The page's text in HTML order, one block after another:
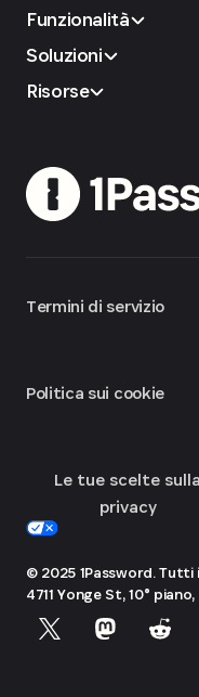
Funzionalità
Soluzioni
Risorse
Termini di servizio
Politica sui cookie
Le tue scelte sulla
privacy
© 2025 1Password.
4711 Yonge St, 10°